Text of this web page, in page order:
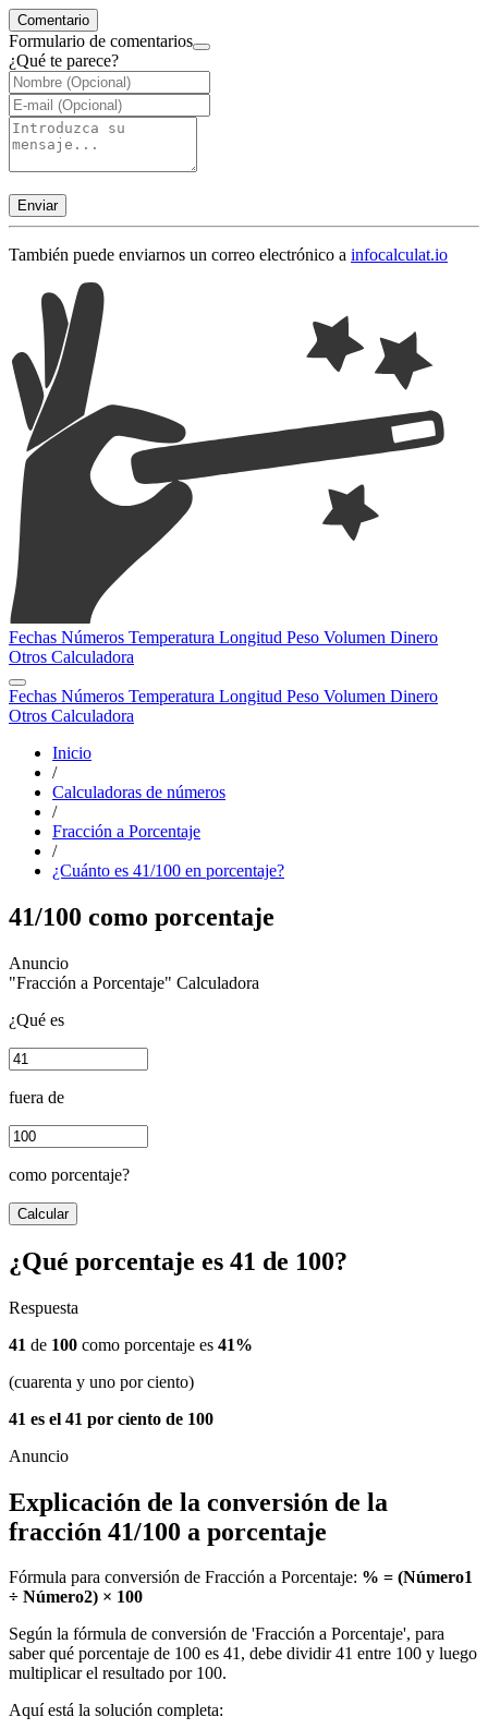
Comentario
Formulario de comentarios
¿Qué te parece?
Enviar
También puede enviarnos un correo electrónico a infocalculat.io
Fechas Números Temperatura Longitud Peso Volumen Dinero
Otros Calculadora
Fechas Números Temperatura Longitud Peso Volumen Dinero
Otros Calculadora
Inicio
/
Calculadoras de números
/
Fracción a Porcentaje
/
¿Cuánto es 41/100 en porcentaje?
41/100 como porcentaje
"Fracción a Porcentaje" Calculadora
¿Qué es
fuera de
como porcentaje?
Calcular
¿Qué porcentaje es 41 de 100?
Respuesta
41 de 100 como porcentaje es 41%
(cuarenta y uno por ciento)
41 es el 41 por ciento de 100
Explicación de la conversión de la
fracción 41/100 a porcentaje
Fórmula para conversión de Fracción a Porcentaje: % = (Número1
÷ Número2) × 100
Según la fórmula de conversión de 'Fracción a Porcentaje', para
saber qué porcentaje de 100 es 41, debe dividir 41 entre 100 y luego
multiplicar el resultado por 100.
Aquí está la solución completa: